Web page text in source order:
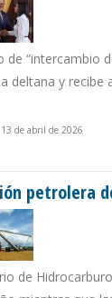
de “intercambio
deltana y recibe
de abril de 2026
petrolera
de